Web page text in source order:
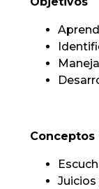
Conceptos